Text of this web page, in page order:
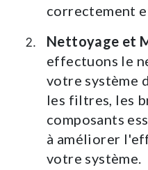
correctement
Nettoyage et
effectuons le
votre système
les filtres, les
composants
à améliorer
votre système.